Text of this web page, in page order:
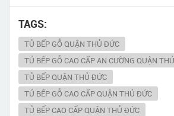
TAGS:
TỦ BẾP GỖ QUẬN THỦ ĐỨC
TỦ BẾP GỖ CAO CẤP AN CƯỜNG QUẬN
TỦ BẾP QUẬN THỦ ĐỨC
TỦ BẾP GỖ CAO CẤP QUẬN THỦ ĐỨC
TỦ BẾP CAO CẤP QUẬN THỦ ĐỨC